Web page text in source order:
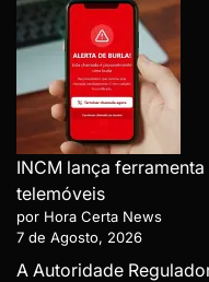
INCM lança
telemóveis
por Hora Certa News
7 de Agosto, 2026
A Autoridade